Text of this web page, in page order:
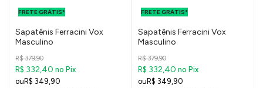
FRETE GRÁTIS*
Sapatênis Ferracini Vox
Masculino
R$ 379,90
R$ 332,40 no Pix
R$ 349,90
FRETE GRÁTIS*
Sapatênis Ferracini Vox
Masculino
R$ 379,90
R$ 332,40 no Pix
R$ 349,90